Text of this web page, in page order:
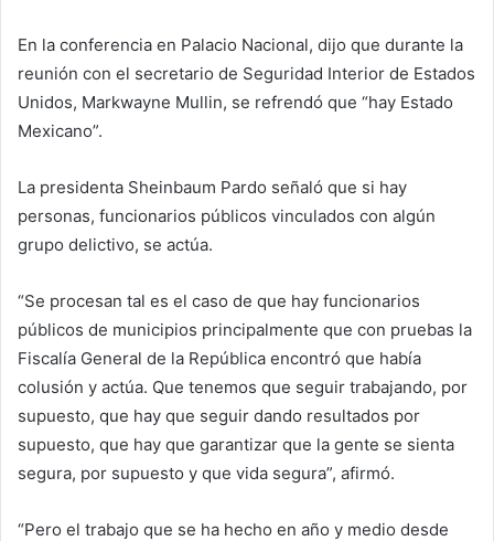
En la conferencia en Palacio Nacional, dijo que durante la
reunión con el secretario de Seguridad Interior de Estados
Unidos, Markwayne Mullin, se refrendó que “hay Estado
Mexicano”.
La presidenta Sheinbaum Pardo señaló que si hay
personas, funcionarios públicos vinculados con algún
grupo delictivo, se actúa.
“Se procesan tal es el caso de que hay funcionarios
públicos de municipios principalmente que con pruebas la
Fiscalía General de la República encontró que había
colusión y actúa. Que tenemos que seguir trabajando, por
supuesto, que hay que seguir dando resultados por
supuesto, que hay que garantizar que la gente se sienta
segura, por supuesto y que vida segura”, afirmó.
“Pero el trabajo que se ha hecho en año y medio desde